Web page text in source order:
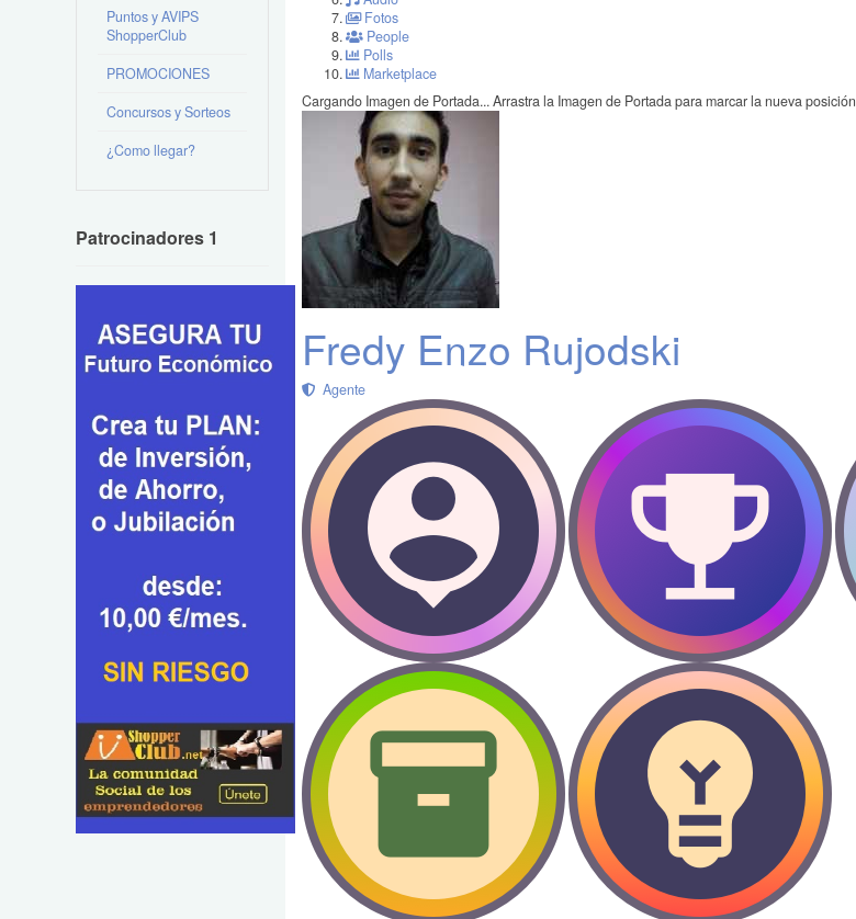
Fotos
People
Polls
Marketplace
Cargando Imagen de Portada...Arrastra la Imagen de Portada para marcar la nueva posición
Fredy Enzo Rujodski
Agente
Puntos y AVIPS
ShopperClub
PROMOCIONES
Concursos y Sorteos
¿Como llegar?
Patrocinadores 1